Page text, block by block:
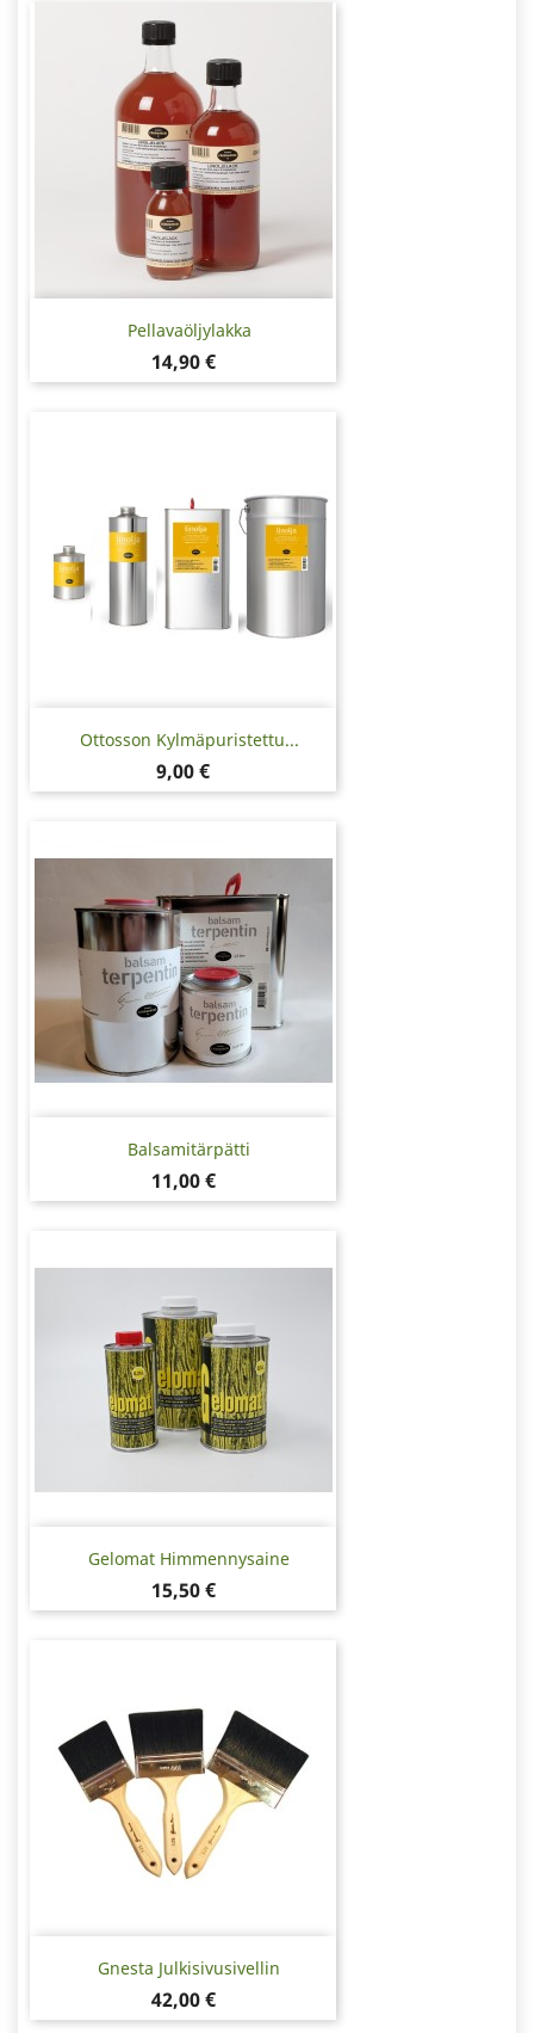
Pellavaöljylakka
Hinta
14,90 €
Ottosson Kylmäpuristettu...
Hinta
9,00 €
Balsamitärpätti
Hinta
11,00 €
Gelomat Himmennysaine
Hinta
15,50 €
Gnesta Julkisivusivellin
Hinta
42,00 €